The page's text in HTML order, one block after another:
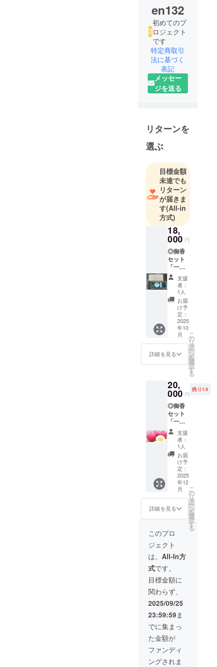
en132
初めてのプ
ロジェクト
です
特定商取引
法に基づく
表記
メッセー
ジを送る
リターンを
選ぶ
目標金額
未達でも
リターン
が届きま
す(All-in
方式)
18,
000 円
◎御香
セット
「一本
松」 奇
跡の一
本松の
貴重な
木片を
活用し
た限定
御香
セット
をお届
けしま
す。震
災の記
りで感
じる特
別な体
験をぜ
ひご自
宅で。
・数
量：1箱
（限定
700セッ
ト シ
リアル
ナン
バー
付） ・
付属
品：英
書 ・特
製桐箱
支援
者：
1人
お届
け予
定：
2025
年10
月
詳細を見る
こ
の
リ
タ
ー
ン
を
選
択
す
る
20,
000 円
残り19
◎御香
セット
「一本
松」
＋
「米崎
りん
ご」
（サン
ふじ）
御香
セット
に加え
て「米
崎りん
ご」の
セット
をお届
けしま
す。約
２キロ
分のサ
ンふじ
です。
希少な
ブラン
ドの美
味しい
りんご
をご家
庭で味
わって
くださ
い。収
支援
者：
1人
お届
け予
定：
2025
年12
月
詳細を見る
こ
の
リ
タ
ー
ン
を
選
択
す
る
このプロ
ジェクト
は、 All-In方
式です。
目標金額に
関わらず、
2025/09/25
23:59:59ま
でに集まっ
た金額が
ファンディ
ングされま